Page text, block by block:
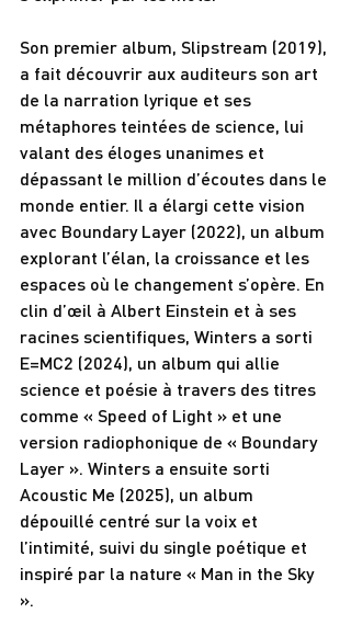
Son premier album, Slipstream (2019),
a fait découvrir aux auditeurs son art
de la narration lyrique et ses
métaphores teintées de science, lui
valant des éloges unanimes et
dépassant le million d’écoutes dans le
monde entier. Il a élargi cette vision
avec Boundary Layer (2022), un album
explorant l’élan, la croissance et les
espaces où le changement s’opère. En
clin d’œil à Albert Einstein et à ses
racines scientifiques, Winters a sorti
E=MC2 (2024), un album qui allie
science et poésie à travers des titres
comme « Speed of Light » et une
version radiophonique de « Boundary
Layer ». Winters a ensuite sorti
Acoustic Me (2025), un album
dépouillé centré sur la voix et
l’intimité, suivi du single poétique et
inspiré par la nature « Man in the Sky
».